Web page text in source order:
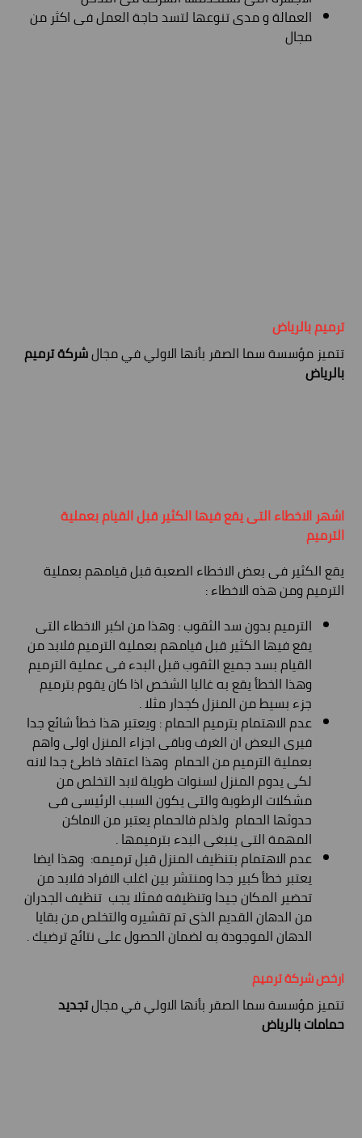
العمالة و مدى تنوعها لتسد حاجة العمل فى اكثر من
مجال
ترميم بالرياض
تتميز مؤسسة سما الصقر بأنها الاولي في مجالشركة ترميم
بالرياض
اشهر الاخطاء التى يقع فيها الكثير قبل القيام بعملية
الترميم
يقع الكثير فى بعض الاخطاء الصعبة قبل قيامهم بعملية
الترميم ومن هذه الاخطاء :
الترميم بدون سد الثقوب : وهذا من اكبر الاخطاء التى
يقع فيها الكثير قبل قيامهم بعملية الترميم فلابد من
القيام بسد جميع الثقوب قبل البدء فى عملية الترميم
وهذا الخطأ يقع به غالبا الشخص اذا كان يقوم بترميم
جزء بسيط من المنزل كجدار مثلا .
عدم الاهتمام بترميم الحمام : ويعتبر هذا خطأ شائع جدا
فيرى البعض ان الغرف وباقى اجزاء المنزل اولى واهم
بعملية الترميم من الحمام وهذا اعتقاد خاطئ جدا لانه
لكى يدوم المنزل لسنوات طويلة لابد التخلص من
مشكلات الرطوبة والتى يكون السبب الرئيسى فى
حدوثها الحمام ولذلم فالحمام يعتبر من الاماكن
المهمة التى ينبغى البدء بترميمها .
عدم الاهتمام بتنظيف المنزل قبل ترميمه: وهذا ايضا
يعتبر خطأ كبير جدا ومنتشر بين اغلب الافراد فلابد من
تحضير المكان جيدا وتنظيفه فمثلا يجب تنظيف الجدران
من الدهان القديم الذى تم تقشيره والتخلص من بقايا
الدهان الموجودة به لضمان الحصول على نتائج ترضيك .
ارخص شركة ترميم
تتميز مؤسسة سما الصقر بأنها الاولي في مجالتجديد
حمامات بالرياض